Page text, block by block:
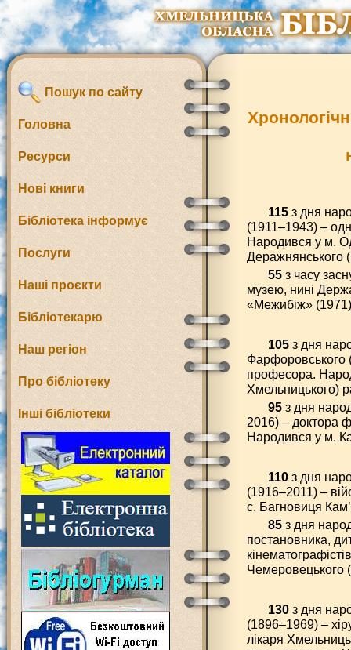
Пошук по сайту
Головна
Ресурси
Нові книги
Бібліотека інформує
Послуги
Наші проєкти
Бібліотекарю
Наш регіон
Про бібліотеку
Інші бібліотеки
115з дня
(1911–1943) –
Народився у м.
Деражнянського
55з часу
музею, нині
«Межибіж»
105з дня
Фарфоровського
професора.
Хмельницького)
95з дня
2016) – доктора
Народився у м.
110з дня
(1916–2011) –
с. Багновиця
85з дня
постановника,
Чемеровецького
130з дня
(1896–1969) –
лікаря